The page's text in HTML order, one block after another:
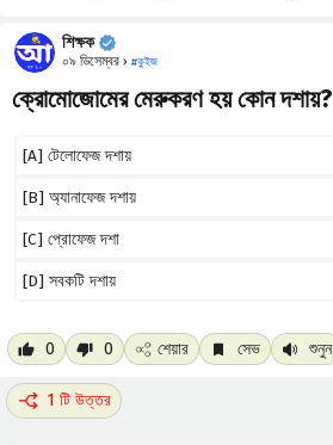
শিক্ষক
০৯ ডিসেম্বর › #কুইজ
ক্রোমোজোমের মেরুকরণ হয় কোন দশায়?
[A] টেলোফেজ দশায়
[B] অ্যানাফেজ দশায়
[C] প্রোফেজ দশা
[D] সবকটি দশায়
0 0 শেয়ার সেভ শুনুন
1 টি উত্তর